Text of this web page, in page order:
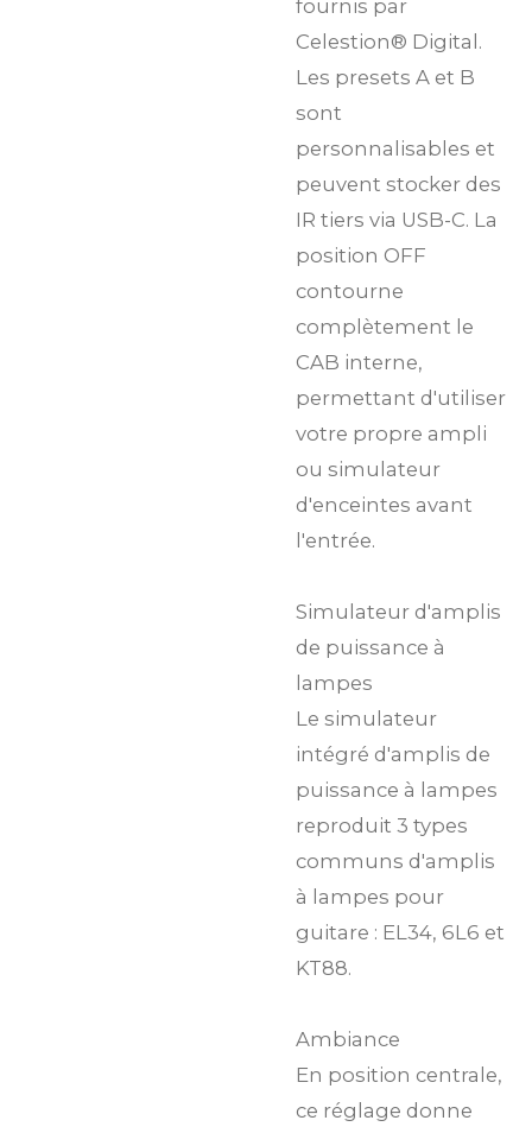
fournis par
Celestion® Digital.
Les presets A et B
sont
personnalisables et
peuvent stocker des
IR tiers via USB-C. La
position OFF
contourne
complètement le
CAB interne,
permettant d'utiliser
votre propre ampli
ou simulateur
d'enceintes avant
l'entrée.
Simulateur d'amplis
de puissance à
lampes
Le simulateur
intégré d'amplis de
puissance à lampes
reproduit 3 types
communs d'amplis
à lampes pour
guitare : EL34, 6L6 et
KT88.
Ambiance
En position centrale,
ce réglage donne